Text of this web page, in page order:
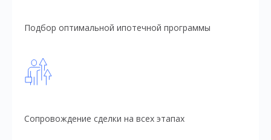
Подбор оптимальной ипотечной программы
Сопровождение сделки на всех этапах